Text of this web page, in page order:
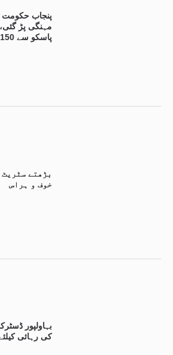
پنجاب حکومت
پاسکو سے 4150 میں خریداری
بڑھتے
خوف و ہراس
بہاولپور
کی رہائی